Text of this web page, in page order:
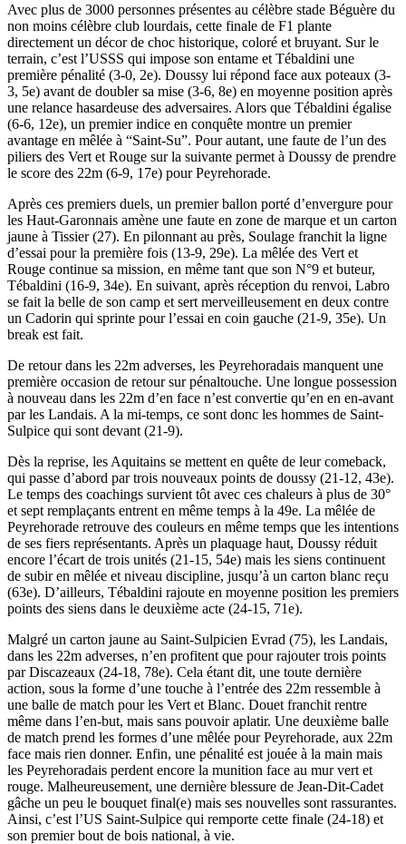
Avec plus de 3000 personnes présentes au célèbre stade Béguère du
non moins célèbre club lourdais, cette finale de F1 plante
directement un décor de choc historique, coloré et bruyant. Sur le
terrain, c’est l’USSS qui impose son entame et Tébaldini une
première pénalité (3-0, 2e). Doussy lui répond face aux poteaux (3-
3, 5e) avant de doubler sa mise (3-6, 8e) en moyenne position après
une relance hasardeuse des adversaires. Alors que Tébaldini égalise
(6-6, 12e), un premier indice en conquête montre un premier
avantage en mêlée à “Saint-Su”. Pour autant, une faute de l’un des
piliers des Vert et Rouge sur la suivante permet à Doussy de prendre
le score des 22m (6-9, 17e) pour Peyrehorade.
Après ces premiers duels, un premier ballon porté d’envergure pour
les Haut-Garonnais amène une faute en zone de marque et un carton
jaune à Tissier (27). En pilonnant au près, Soulage franchit la ligne
d’essai pour la première fois (13-9, 29e). La mêlée des Vert et
Rouge continue sa mission, en même tant que son N°9 et buteur,
Tébaldini (16-9, 34e). En suivant, après réception du renvoi, Labro
se fait la belle de son camp et sert merveilleusement en deux contre
un Cadorin qui sprinte pour l’essai en coin gauche (21-9, 35e). Un
break est fait.
De retour dans les 22m adverses, les Peyrehoradais manquent une
première occasion de retour sur pénaltouche. Une longue possession
à nouveau dans les 22m d’en face n’est convertie qu’en en en-avant
par les Landais. A la mi-temps, ce sont donc les hommes de Saint-
Sulpice qui sont devant (21-9).
Dès la reprise, les Aquitains se mettent en quête de leur comeback,
qui passe d’abord par trois nouveaux points de doussy (21-12, 43e).
Le temps des coachings survient tôt avec ces chaleurs à plus de 30°
et sept remplaçants entrent en même temps à la 49e. La mêlée de
Peyrehorade retrouve des couleurs en même temps que les intentions
de ses fiers représentants. Après un plaquage haut, Doussy réduit
encore l’écart de trois unités (21-15, 54e) mais les siens continuent
de subir en mêlée et niveau discipline, jusqu’à un carton blanc reçu
(63e). D’ailleurs, Tébaldini rajoute en moyenne position les premiers
points des siens dans le deuxième acte (24-15, 71e).
Malgré un carton jaune au Saint-Sulpicien Evrad (75), les Landais,
dans les 22m adverses, n’en profitent que pour rajouter trois points
par Discazeaux (24-18, 78e). Cela étant dit, une toute dernière
action, sous la forme d’une touche à l’entrée des 22m ressemble à
une balle de match pour les Vert et Blanc. Douet franchit rentre
même dans l’en-but, mais sans pouvoir aplatir. Une deuxième balle
de match prend les formes d’une mêlée pour Peyrehorade, aux 22m
face mais rien donner. Enfin, une pénalité est jouée à la main mais
les Peyrehoradais perdent encore la munition face au mur vert et
rouge. Malheureusement, une dernière blessure de Jean-Dit-Cadet
gâche un peu le bouquet final(e) mais ses nouvelles sont rassurantes.
Ainsi, c’est l’US Saint-Sulpice qui remporte cette finale (24-18) et
son premier bout de bois national, à vie.